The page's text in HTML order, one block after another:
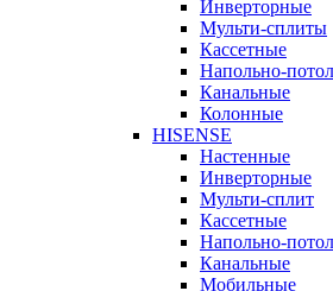
Инверторные
Мульти-сплиты
Кассетные
Напольно-
Канальные
Колонные
HISENSE
Настенные
Инверторные
Мульти-сплит
Кассетные
Напольно-
Канальные
Мобильные